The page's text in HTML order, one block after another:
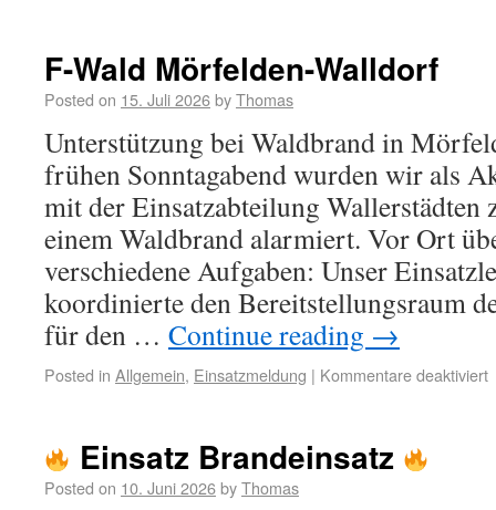
F-Wald Mörfelden-Walldorf
Posted on 15. Juli 2026byThomas
Unterstützung bei Waldbrand in
frühen Sonntagabend wurden wir als
mit der Einsatzabteilung Wallerstädten
einem Waldbrand alarmiert. Vor Ort
verschiedene Aufgaben: Unser
koordinierte den Bereitstellungsraum
für den … Continue reading →
Posted in Allgemein, Einsatzmeldung | Kommentare deaktiviert
Einsatz Brandeinsatz
Posted on 10. Juni 2026byThomas